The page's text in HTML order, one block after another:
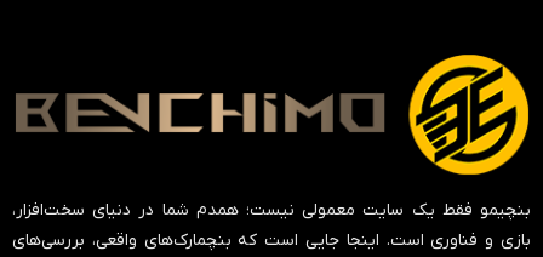
بنچیمو فقط یک سایت معمولی نیست؛ همدم شما در دنیای سخت‌افزار،
بازی و فناوری است. اینجا جایی است که بنچمارک‌های واقعی، بررسی‌های